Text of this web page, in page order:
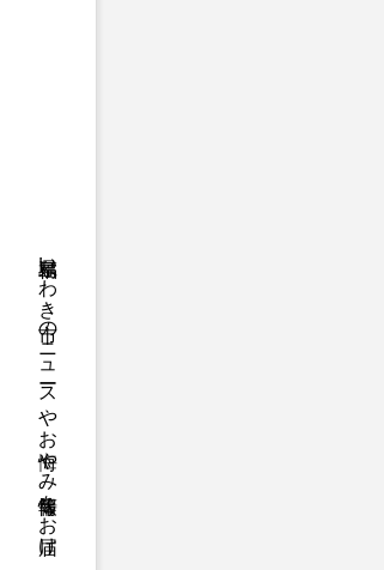
福島県いわき市のニュースやお悔やみ情報等をお届け